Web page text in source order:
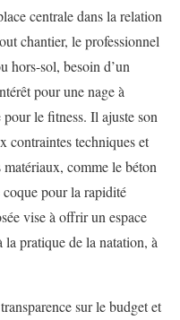
centrale dans la relation
chantier, le professionnel
hors-sol, besoin d’un
pour une nage à
le fitness. Il ajuste son
contraintes techniques et
comme le béton
pour la rapidité
vise à offrir un espace
pratique de la natation, à
sur le budget et